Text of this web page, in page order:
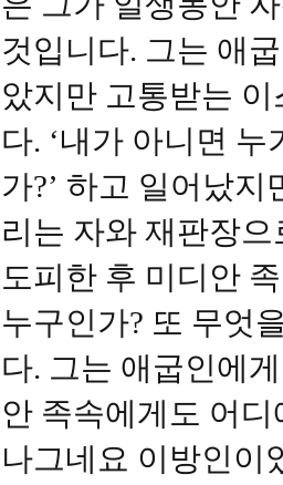
것입니다. 그는 애
았지만 고통받는
다. ‘내가 아니면
가?’ 하고 일어났
리는 자와 재판장
도피한 후 미디안
누구인가? 또 무엇
다. 그는 애굽인에
안 족속에게도 어
나그네요 이방인이